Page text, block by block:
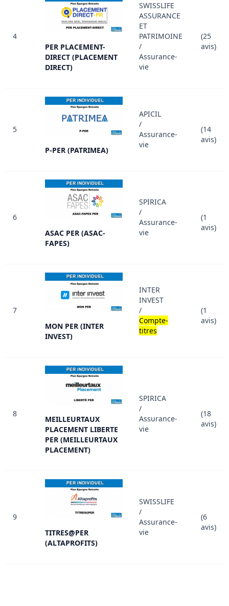
4
PER PLACEMENT-
DIRECT (PLACEMENT
DIRECT)
SWISSLIFE
ASSURANCE
ET
PATRIMOINE
/
Assurance-
vie
(25
avis)
5
P-PER (PATRIMEA)
APICIL
/
Assurance-
vie
(14
avis)
6
ASAC PER (ASAC-
FAPES)
SPIRICA
/
Assurance-
vie
(1
avis)
7
MON PER (INTER
INVEST)
INTER
INVEST
/
Compte-
titres
(1
avis)
8
MEILLEURTAUX
PLACEMENT LIBERTE
PER (MEILLEURTAUX
PLACEMENT)
SPIRICA
/
Assurance-
vie
(18
avis)
9
TITRES@PER
(ALTAPROFITS)
SWISSLIFE
/
Assurance-
vie
(6
avis)